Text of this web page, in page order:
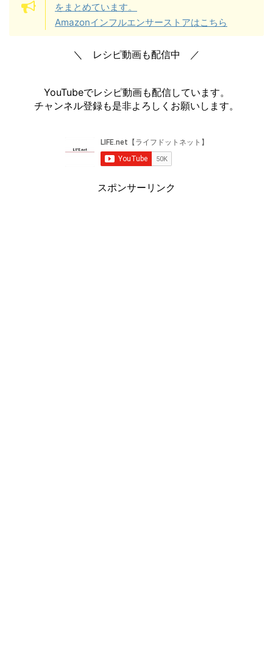
をまとめています。
Amazonインフルエンサーストアはこちら
＼ レシピ動画も配信中 ／
YouTubeでレシピ動画も配信しています。
チャンネル登録も是非よろしくお願いします。
スポンサーリンク